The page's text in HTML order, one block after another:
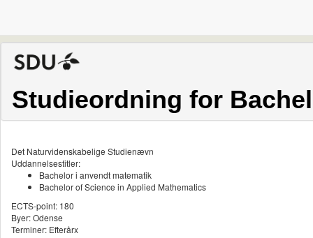
Studieordning for
Det Naturvidenskabelige Studienævn
Uddannelsestitler:
Bachelor i anvendt matematik
Bachelor of Science in Applied Mathematics
ECTS-point: 180
Byer: Odense
Terminer: Efterårx